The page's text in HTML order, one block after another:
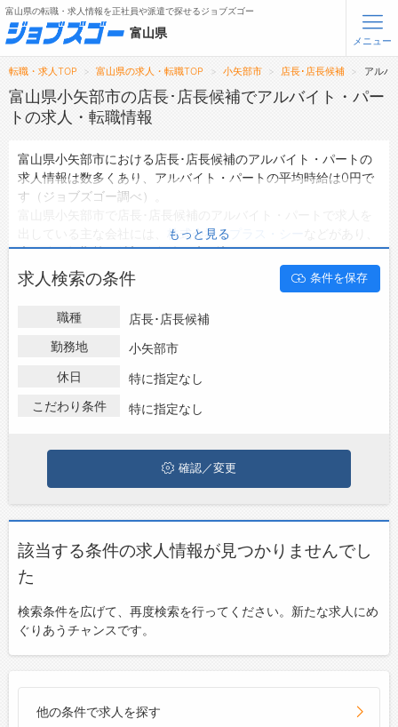
無料会員登録 ログイン
トップ
詳細情報で求人を探す
転職支援サービスについて
転職ノウハウ(応募書類の書き方・面接対策など)
転職・採用コラム
ジョブズゴーについて
お問い合わせ
富山県の転職・求人情報を正社員や派遣で探せるジョブズゴー
富山県
メニュー
転職・求人TOP 富山県の求人・転職TOP 小矢部市 店長･店長候補 アルバ
富山県小矢部市の店長･店長候補でアルバイト・パー
トの求人・転職情報
富山県小矢部市における店長･店長候補のアルバイト・パートの
求人情報は数多くあり、アルバイト・パートの平均時給は0円で
す（ジョブズゴー調べ）。
株式会社 プラス・シー
未経験や短期等ご希望の条件で絞り込みができます。
富山県小矢部市の地域密着型の求人サイトであるジョブズゴーで
は富山県小矢部市のアルバイト・パートとして働ける店長･店長
候補の求人情報を0件取り扱っています。
ハローワークにはない求人も多数扱っており、転職だけでなく、
第二新卒から50代・60代以上の方の再就職も可能です。 富山県
報を探している方は、ぜひ興味のある職種に応募してみてくださ
いね。
もっと見る
求人検索の条件 条件を保存
職種
店長･店長候補
勤務地
小矢部市
休日
特に指定なし
こだわり条件
特に指定なし
確認／変更
該当する条件の求人情報が見つかりませんでし
た
検索条件を広げて、再度検索を行ってください。新たな求人にめ
ぐりあうチャンスです。
他の条件で求人を探す